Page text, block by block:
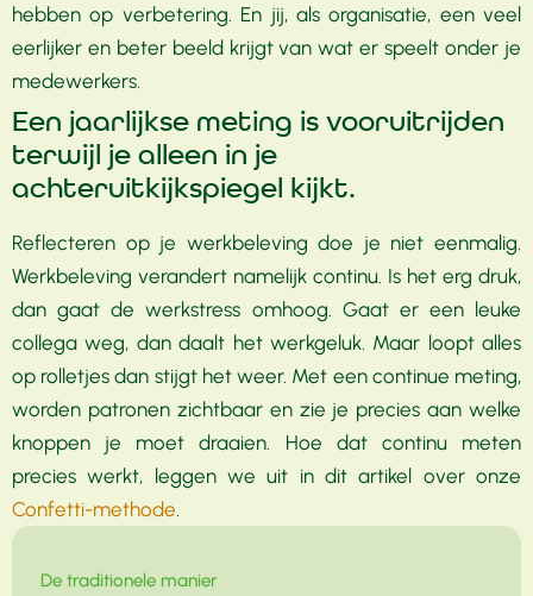
hebben op verbetering. En jij, als organisatie, een veel
eerlijker en beter beeld krijgt van wat er speelt onder je
medewerkers.
Een jaarlijkse meting is vooruitrijden
terwijl je alleen in je
achteruitkijkspiegel kijkt.
Reflecteren op je werkbeleving doe je niet eenmalig.
Werkbeleving verandert namelijk continu. Is het erg druk,
dan gaat de werkstress omhoog. Gaat er een leuke
collega weg, dan daalt het werkgeluk. Maar loopt alles
op rolletjes dan stijgt het weer. Met een continue meting,
worden patronen zichtbaar en zie je precies aan welke
knoppen je moet draaien. Hoe dat continu meten
precies werkt, leggen we uit in dit artikel over onze
Confetti-methode
De traditionele manier